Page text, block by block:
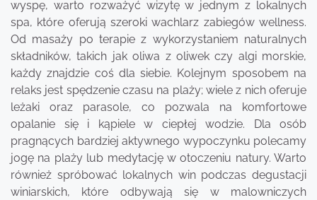
wyspę, warto rozważyć wizytę w jednym z lokalnych
spa, które oferują szeroki wachlarz zabiegów wellness.
Od masaży po terapie z wykorzystaniem naturalnych
składników, takich jak oliwa z oliwek czy algi morskie,
każdy znajdzie coś dla siebie. Kolejnym sposobem na
relaks jest spędzenie czasu na plaży; wiele z nich oferuje
leżaki oraz parasole, co pozwala na komfortowe
opalanie się i kąpiele w ciepłej wodzie. Dla osób
pragnących bardziej aktywnego wypoczynku polecamy
jogę na plaży lub medytację w otoczeniu natury. Warto
również spróbować lokalnych win podczas degustacji
winiarskich, które odbywają się w malowniczych